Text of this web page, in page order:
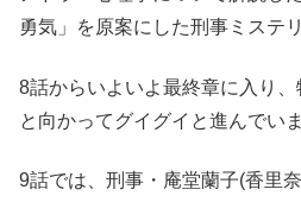
勇気」を原案にした刑事ミステ
8話からいよいよ最終章に入り
と向かってグイグイと進んでいま
9話では、刑事・庵堂蘭子(香里